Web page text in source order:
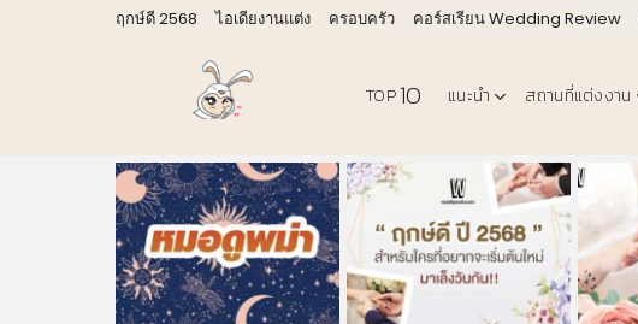
ฤกษ์ดี 2568 ไอเดียงานแต่ง ครอบครัว คอร์สเรียน Wedding Review
TOP10 แนะนำ สถานที่แต่งงาน
LATEST
STORIES